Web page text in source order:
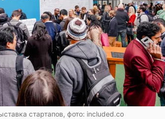
стартапов, фото: included.co